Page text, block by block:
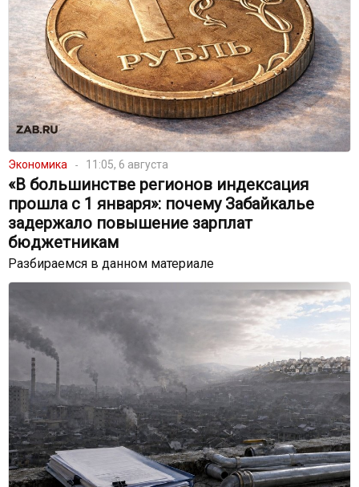
Экономика 11:05, 6 августа
«В большинстве регионов индексация
прошла с 1 января»: почему Забайкалье
задержало повышение зарплат
бюджетникам
Разбираемся в данном материале